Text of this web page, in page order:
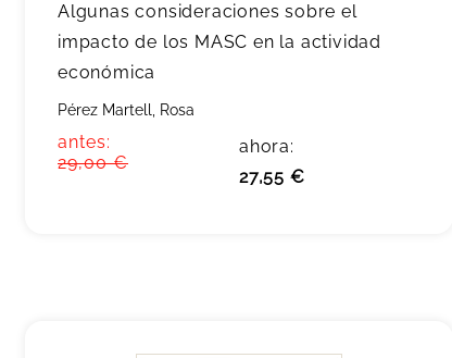
Algunas consideraciones sobre el
impacto de los MASC en la actividad
económica
Pérez Martell, Rosa
antes:
29,00 €
ahora:
27,55 €